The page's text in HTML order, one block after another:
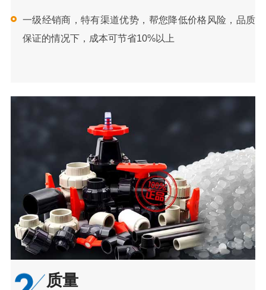
一级经销商，特有渠道优势，帮您降低价格风险，品质
保证的情况下，成本可节省10%以上
质量